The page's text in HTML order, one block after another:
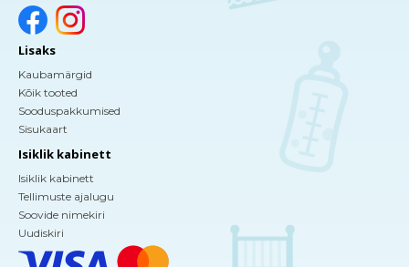
Lisaks
Kaubamärgid
Kõik tooted
Sooduspakkumised
Sisukaart
Isiklik kabinett
Isiklik kabinett
Tellimuste ajalugu
Soovide nimekiri
Uudiskiri